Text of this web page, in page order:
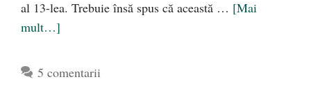
al 13-lea. Trebuie însă spus că această … [Mai
mult…]
5 comentarii